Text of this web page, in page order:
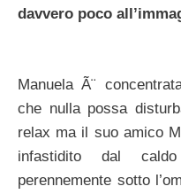
davvero poco
Manuela Ã¨
che nulla possa
relax ma il suo amico
infastidito dal
perennemente sotto